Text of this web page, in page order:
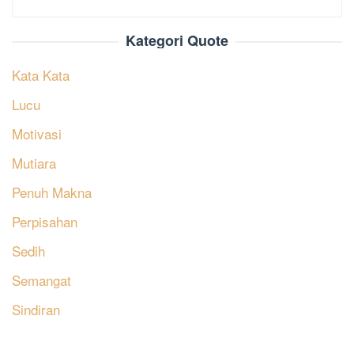
Kategori Quote
Kata Kata
Lucu
Motivasi
Mutiara
Penuh Makna
Perpisahan
Sedih
Semangat
Sindiran